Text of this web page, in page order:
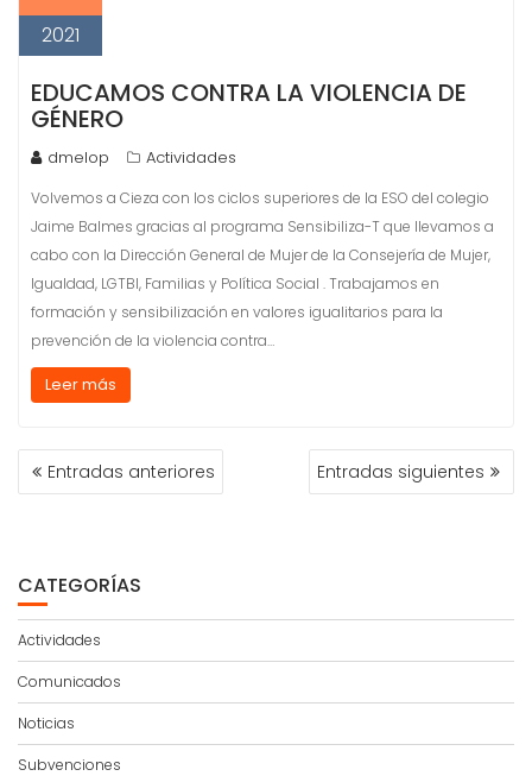
2021
EDUCAMOS CONTRA LA VIOLENCIA DE
GÉNERO
dmelop Actividades
Volvemos a Cieza con los ciclos superiores de la ESO del colegio
Jaime Balmes gracias al programa Sensibiliza-T que llevamos a
cabo con la Dirección General de Mujer de la Consejería de Mujer,
Igualdad, LGTBI, Familias y Política Social . Trabajamos en
formación y sensibilización en valores igualitarios para la
prevención de la violencia contra…
Leer más
NAVEGACIÓN
DEEntradas anteriores Entradas siguientes
CATEGORÍAS
Actividades
Comunicados
Noticias
Subvenciones